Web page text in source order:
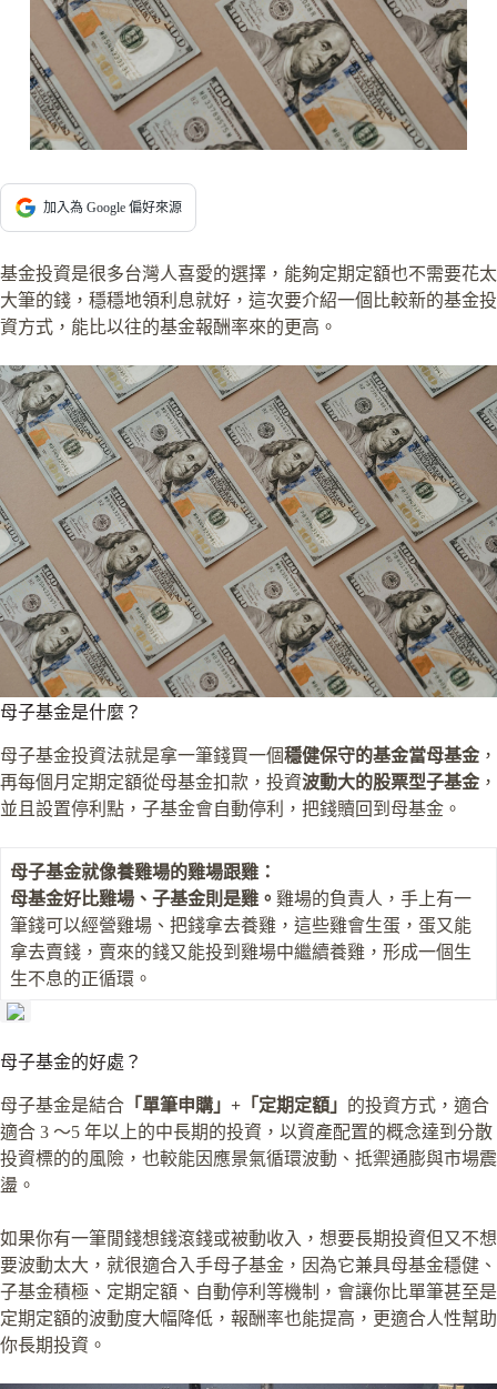
加入為 Google 偏好來源
基金投資是很多台灣人喜愛的選擇，能夠定期定額也不需要花太
大筆的錢，穩穩地領利息就好，這次要介紹一個比較新的基金投
資方式，能比以往的基金報酬率來的更高。
母子基金是什麼？
母子基金投資法就是拿一筆錢買一個穩健保守的基金當母基金 ，
再每個月定期定額從母基金扣款，投資波動大的股票型子基金 ，
並且設置停利點，子基金會自動停利，把錢贖回到母基金。
母子基金就像養雞場的雞場跟雞：
母基金好比雞場、子基金則是雞。 雞場的負責人，手上有一
筆錢可以經營雞場、把錢拿去養雞，這些雞會生蛋，蛋又能
拿去賣錢，賣來的錢又能投到雞場中繼續養雞，形成一個生
生不息的正循環。
母子基金的好處？
母子基金是結合 「單筆申購」+「定期定額」 的投資方式，適合
適合 3 ～5 年以上的中長期的投資，以資產配置的概念達到分散
投資標的的風險，也較能因應景氣循環波動、抵禦通膨與市場震
盪。
如果你有一筆閒錢想錢滾錢或被動收入，想要長期投資但又不想
要波動太大，就很適合入手母子基金，因為它兼具母基金穩健、
子基金積極、定期定額、自動停利等機制，會讓你比單筆甚至是
定期定額的波動度大幅降低，報酬率也能提高，更適合人性幫助
你長期投資。